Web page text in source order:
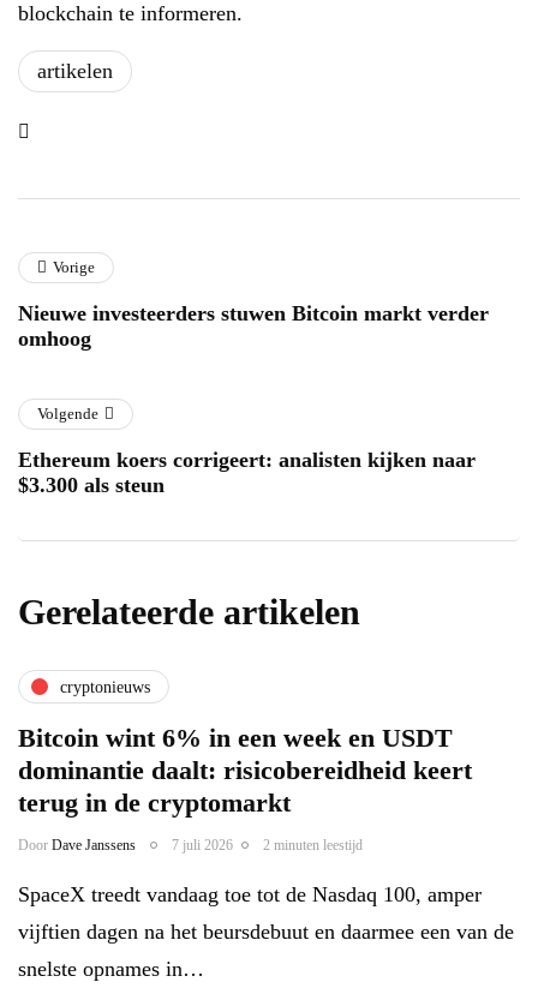
blockchain te informeren.
artikelen
Vorige
Nieuwe investeerders stuwen Bitcoin markt verder
omhoog
Volgende
Ethereum koers corrigeert: analisten kijken naar
$3.300 als steun
Gerelateerde artikelen
cryptonieuws
Bitcoin wint 6% in een week en USDT
dominantie daalt: risicobereidheid keert
terug in de cryptomarkt
Door Dave Janssens 7 juli 2026 2 minuten leestijd
SpaceX treedt vandaag toe tot de Nasdaq 100, amper
vijftien dagen na het beursdebuut en daarmee een van de
snelste opnames in…